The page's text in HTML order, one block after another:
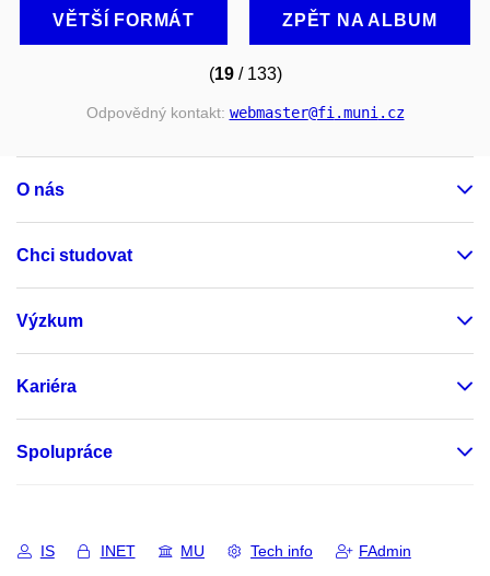
VĚTŠÍ FORMÁT ZPĚT NA ALBUM
(19/ 133)
Odpovědný kontakt: webmaster@fi.muni.cz
O nás
Chci studovat
Výzkum
Kariéra
Spolupráce
IS INET MU Tech info FAdmin